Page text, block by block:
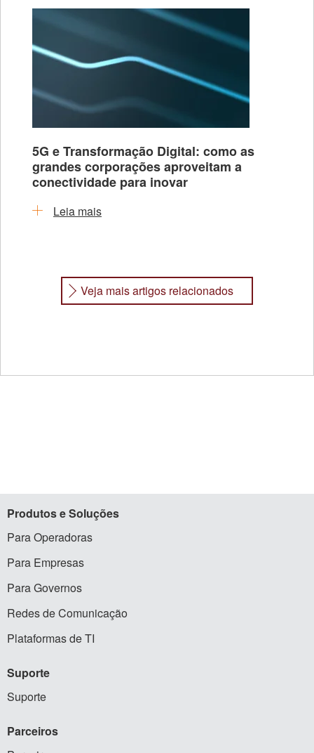
5G e Transformação Digital: como as
grandes corporações aproveitam a
conectividade para inovar
Leia mais
Veja mais artigos relacionados
Produtose Soluções
Para Operadoras
Para Empresas
Para Governos
Redes de Comunicação
Plataformas de TI
Suporte
Suporte
Parceiros